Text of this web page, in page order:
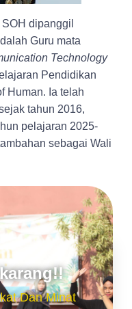
dipanggil
Guru mata
Technology
Pendidikan
Human. Ia telah
tahun 2016,
pelajaran 2025-
sebagai Wali
Dan Minat